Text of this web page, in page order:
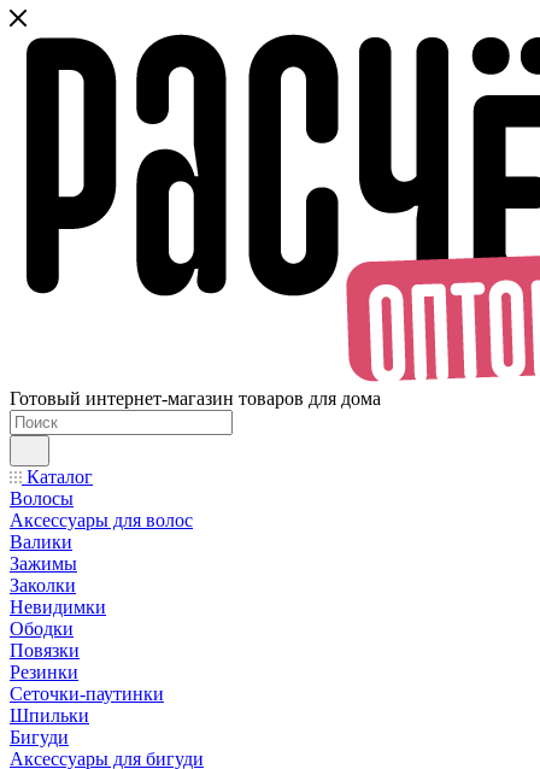
Готовый интернет-магазин товаров для дома
Каталог
Волосы
Аксессуары для волос
Валики
Зажимы
Заколки
Невидимки
Ободки
Повязки
Резинки
Сеточки-паутинки
Шпильки
Бигуди
Аксессуары для бигуди